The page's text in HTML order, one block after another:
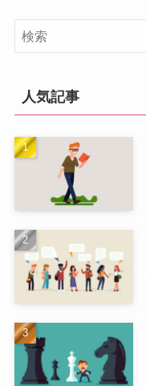
人気記事